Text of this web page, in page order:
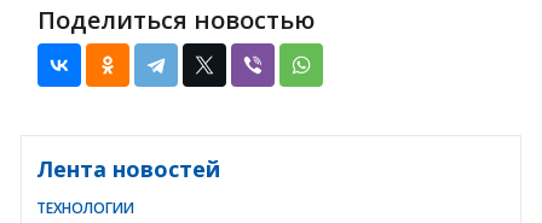
Поделиться новостью
Лента новостей
ТЕХНОЛОГИИ